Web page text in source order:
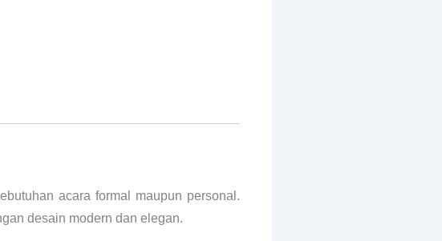
acara formal maupun personal.
desain modern dan elegan.